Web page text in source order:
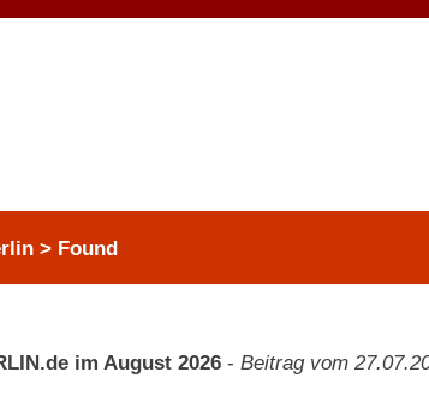
> Found
im August 2026 - Beitrag vom